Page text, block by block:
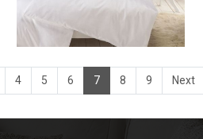
4 5 6 7 8 9 Next